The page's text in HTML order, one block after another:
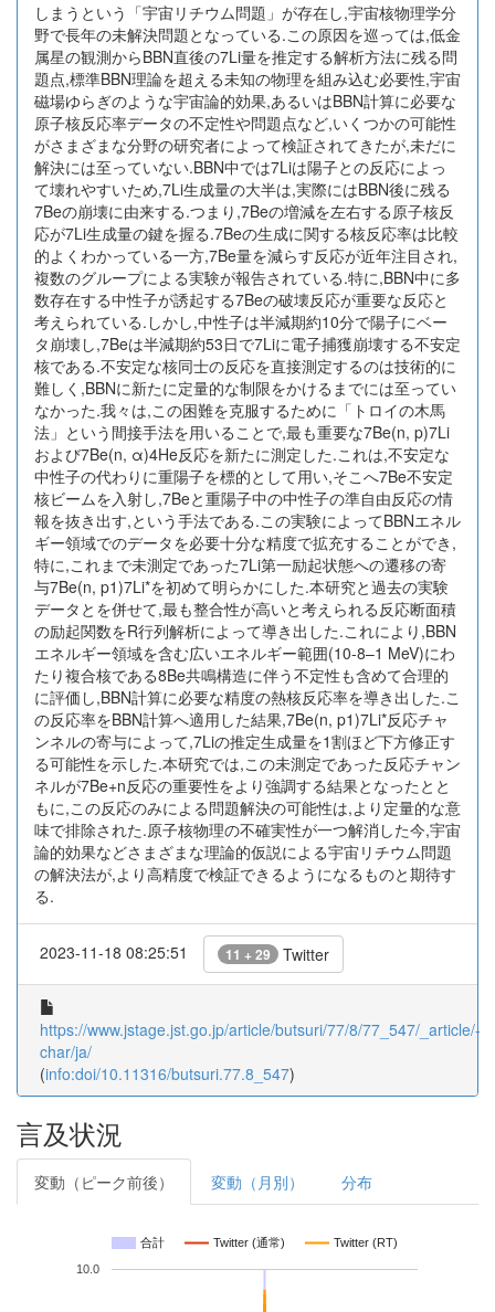
しまうという「宇宙リチウム問題」が存在し,宇宙核物理学分
野で長年の未解決問題となっている.この原因を巡っては,低金
属星の観測からBBN直後の7Li量を推定する解析方法に残る問
題点,標準BBN理論を超える未知の物理を組み込む必要性,宇宙
磁場ゆらぎのような宇宙論的効果,あるいはBBN計算に必要な
原子核反応率データの不定性や問題点など,いくつかの可能性
がさまざまな分野の研究者によって検証されてきたが,未だに
解決には至っていない.BBN中では7Liは陽子との反応によっ
て壊れやすいため,7Li生成量の大半は,実際にはBBN後に残る
7Beの崩壊に由来する.つまり,7Beの増減を左右する原子核反
応が7Li生成量の鍵を握る.7Beの生成に関する核反応率は比較
的よくわかっている一方,7Be量を減らす反応が近年注目され,
複数のグループによる実験が報告されている.特に,BBN中に多
数存在する中性子が誘起する7Beの破壊反応が重要な反応と
考えられている.しかし,中性子は半減期約10分で陽子にベー
タ崩壊し,7Beは半減期約53日で7Liに電子捕獲崩壊する不安定
核である.不安定な核同士の反応を直接測定するのは技術的に
難しく,BBNに新たに定量的な制限をかけるまでには至ってい
なかった.我々は,この困難を克服するために「トロイの木馬
法」という間接手法を用いることで,最も重要な7Be(n, p)7Li
および7Be(n, α)4He反応を新たに測定した.これは,不安定な
中性子の代わりに重陽子を標的として用い,そこへ7Be不安定
核ビームを入射し,7Beと重陽子中の中性子の準自由反応の情
報を抜き出す,という手法である.この実験によってBBNエネル
ギー領域でのデータを必要十分な精度で拡充することができ,
特に,これまで未測定であった7Li第一励起状態への遷移の寄
与7Be(n, p1)7Li*を初めて明らかにした.本研究と過去の実験
データとを併せて,最も整合性が高いと考えられる反応断面積
の励起関数をR行列解析によって導き出した.これにより,BBN
エネルギー領域を含む広いエネルギー範囲(10-8–1 MeV)にわ
たり複合核である8Be共鳴構造に伴う不定性も含めて合理的
に評価し,BBN計算に必要な精度の熱核反応率を導き出した.こ
の反応率をBBN計算へ適用した結果,7Be(n, p1)7Li*反応チャ
ンネルの寄与によって,7Liの推定生成量を1割ほど下方修正す
る可能性を示した.本研究では,この未測定であった反応チャン
ネルが7Be+n反応の重要性をより強調する結果となったとと
もに,この反応のみによる問題解決の可能性は,より定量的な意
味で排除された.原子核物理の不確実性が一つ解消した今,宇宙
論的効果などさまざまな理論的仮説による宇宙リチウム問題
の解決法が,より高精度で検証できるようになるものと期待す
る.
2023-11-18 08:25:51 11 + 29 Twitter
https://www.jstage.jst.go.jp/article/butsuri/77/8/77_547/_article/-
char/ja/
(info:doi/10.11316/butsuri.77.8_547)
言及状況
変動（ピーク前後） 変動（月別） 分布
合計 Twitter (通常) Twitter (RT)
10.0